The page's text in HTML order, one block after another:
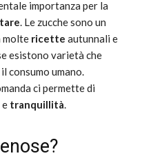
importanza per la
. Le zucche sono un
molte ricette autunnali e
esistono varietà che
consumo umano.
ci permette di
e tranquillità.